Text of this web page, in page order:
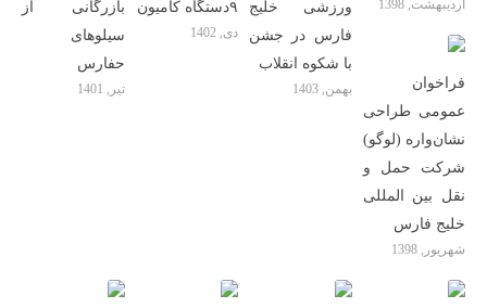
بازرگانی از
سیلوهای
حفارس
تیر, 1401
۹دستگاه کامیون
دی, 1402
ورزشی خلیج
فارس در جشن
با شکوه انقلاب
بهمن, 1403
اردیبهشت, 1398
فراخوان
عمومی طراحی
نشان‌واره (لوگو)
شرکت حمل و
نقل بین المللی
خلیج فارس
شهریور, 1398